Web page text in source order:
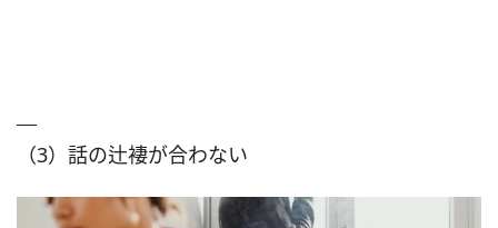
（3）話の辻褄が合わない